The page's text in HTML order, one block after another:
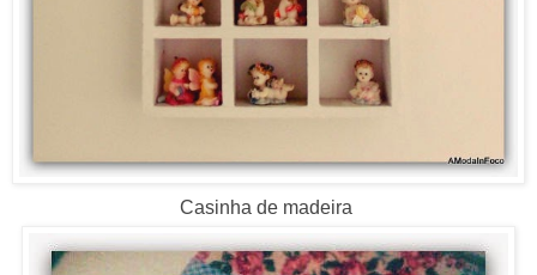
Casinha de madeira